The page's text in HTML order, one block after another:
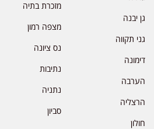
גן יבנה
גני תקווה
דימונה
הערבה
הרצליה
חולון
מזכרת בתיה
מצפה רמון
נס ציונה
נתיבות
נתניה
סביון